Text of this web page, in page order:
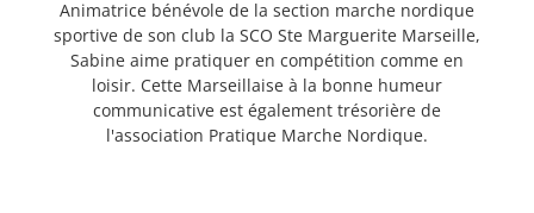
Animatrice bénévole de la section marche nordique
sportive de son club la SCO Ste Marguerite Marseille,
Sabine aime pratiquer en compétition comme en
loisir. Cette Marseillaise à la bonne humeur
communicative est également trésorière de
l'association Pratique Marche Nordique.